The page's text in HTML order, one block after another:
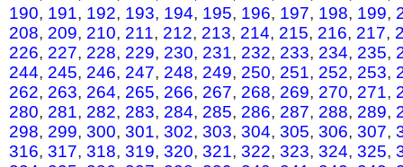
190, 191, 192, 193, 194, 195, 196, 197, 198, 199,
208, 209, 210, 211, 212, 213, 214, 215, 216, 217,
226, 227, 228, 229, 230, 231, 232, 233, 234, 235,
244, 245, 246, 247, 248, 249, 250, 251, 252, 253,
262, 263, 264, 265, 266, 267, 268, 269, 270, 271,
280, 281, 282, 283, 284, 285, 286, 287, 288, 289,
298, 299, 300, 301, 302, 303, 304, 305, 306, 307,
316, 317, 318, 319, 320, 321, 322, 323, 324, 325,